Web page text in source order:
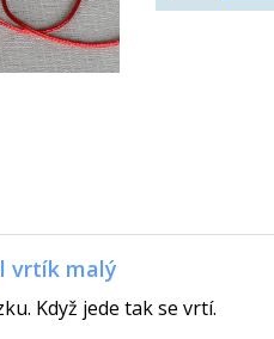
vrtík malý
Když jede tak se vrtí.